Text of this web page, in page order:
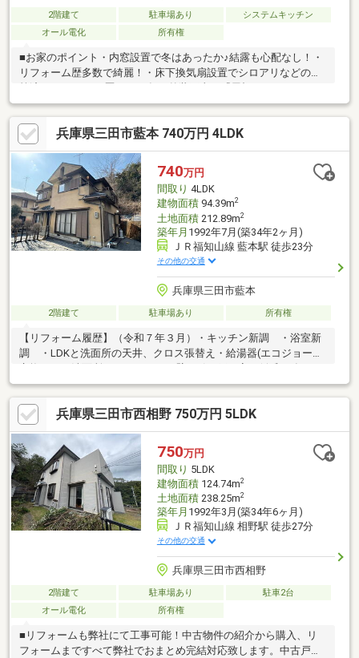
2階建て 駐車場あり
システムキッチン
オール電化
所有権
■お家のポイント・内窓設置で冬はあったか♪結露も心配なし！・
リフォーム歴多数で綺麗！・床下換気扇設置でシロアリなどの対
鋼板カバー工法』『外壁／高耐久 石調塗料吹き付け工事』・
2022年 １Fトイレ改修工事・2023年 床下工事 『床下換気シス
テム／タービンブロワー設置済み』・2025年 システムキッチン
入れ替え/ユニットバス入れ替え工事/洗面化粧台入れ替え工事・
2026年 窓断熱工事 『樹脂サッシ内窓／インプラス＋アルゴン
ガス入りグリーンガラス』お気軽にお問合せ下さい！
兵庫県三田市藍本 740万円 4LDK
740万円
間取り 4LDK
建物面積94.39m2
土地面積212.89m2
築年月 1992年7月(築34年2ヶ月)
ＪＲ福知山線 藍本駅 徒歩23分
その他の交通
兵庫県三田市藍本
2階建て 駐車場あり 所有権
【リフォーム履歴】（令和７年３月）・キッチン新調 ・浴室新
調 ・LDKと洗面所の天井、クロス張替え・給湯器(エコジョーズ)
月)・トイレ新調、バルコニー防水工事(令和５年８月)・雨樋交換
陽当たりの良い広いお庭で家庭菜園なども楽しめれます♪シャッタ
ー付きの掘り込みガレージは大切な愛車を雨風から守れます♪趣味
の用品なども保管できるガレージです♪■リフォームも弊社にて工
事可能！中古物件の紹介から購入、リフォームまですべて弊社で
おまとめ完結対応致します。中古戸建の下見や購入検討時、気に
なった点があった際ご相談くださ
兵庫県三田市西相野 750万円 5LDK
750万円
間取り 5LDK
建物面積124.74m2
土地面積238.25m2
築年月 1992年3月(築34年6ヶ月)
ＪＲ福知山線 相野駅 徒歩27分
その他の交通
兵庫県三田市西相野
2階建て 駐車場あり
駐車2台
オール電化
所有権
■リフォームも弊社にて工事可能！中古物件の紹介から購入、リ
フォームまですべて弊社でおまとめ完結対応致します。中古戸建